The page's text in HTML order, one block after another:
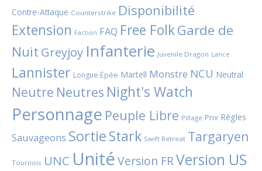
Contre-Attaque Counterstrike Disponibilité
Extension Faction FAQ Free FolkGarde de
Nuit Greyjoy Infanterie Juvenile Dragon Lance
Lannister Longue Épée Martell Monstre NCU Neutral
Neutre Neutres Night's Watch
Personnage Peuple Libre Pillage Prix Règles
Sauvageons SortieStark Swift Retreat Targaryen
Tournois UNC UnitéVersion FRVersion US